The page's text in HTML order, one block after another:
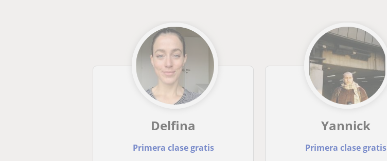
Delfina
Primera clase gratis
Yannick
Primera clase gratis